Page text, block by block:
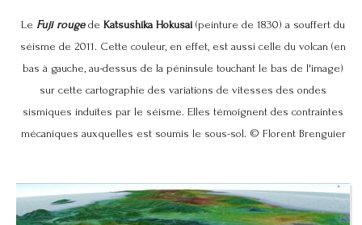
Le Fuji rougede Katsushika Hokusai (peinture de 1830) a souffert du
séisme de 2011. Cette couleur, en effet, est aussi celle du volcan (en
bas à gauche, au-dessus de la péninsule touchant le bas de l'image)
sur cette cartographie des variations de vitesses des ondes
sismiques induites par le séisme. Elles témoignent des contraintes
mécaniques auxquelles est soumis le sous-sol. © Florent Brenguier